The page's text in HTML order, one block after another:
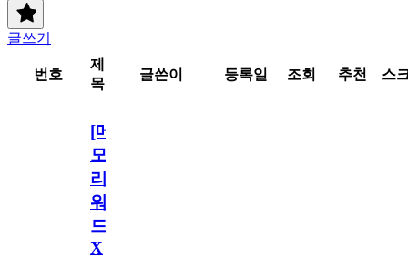
글쓰기
번호
제
목
글쓴이 등록일 조회 추천 스
[메
모
리
워
드
X